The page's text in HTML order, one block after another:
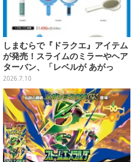
しまむらで『ドラクエ』アイテム
が発売！スライムのミラーやヘア
ターバン、「レベルが あがっ
た！」アクセサリーなど
2026.7.10